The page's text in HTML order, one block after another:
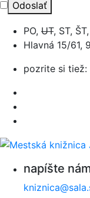
Odoslať
PO, UT, ST,
Hlavná 15/61,
pozrite si tiež:
napíšte